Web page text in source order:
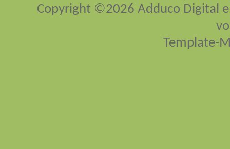
Copyright ©2026 Adduco Digital
Template-